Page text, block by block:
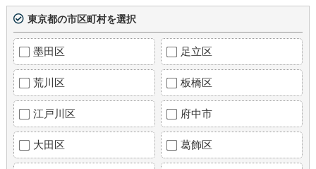
東京都の市区町村を選択
墨田区 足立区
荒川区 板橋区
江戸川区 府中市
大田区 葛飾区